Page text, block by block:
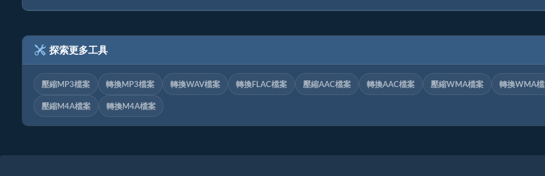
探索更多工具
壓縮MP3檔案 轉換MP3檔案 轉換WAV檔案 轉換FLAC檔案 壓縮AAC檔案 轉換AAC檔案 壓縮WMA檔案 轉換WMA
壓縮M4A檔案 轉換M4A檔案